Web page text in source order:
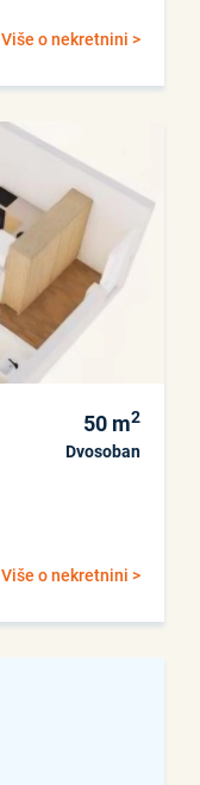
Više o nekretnini >
50 m2
Dvosoban
Više o nekretnini >